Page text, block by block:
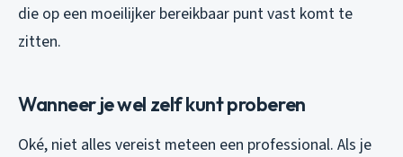
die op een moeilijker bereikbaar punt vast komt te
zitten.
Wanneer je wel zelf kunt proberen
Oké, niet alles vereist meteen een professional. Als je